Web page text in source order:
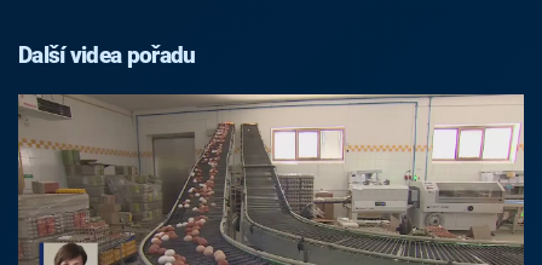
Další videa pořadu